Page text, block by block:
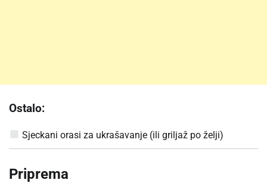
Ostalo:
Sjeckani orasi za ukrašavanje (ili griljaž po želji)
Priprema